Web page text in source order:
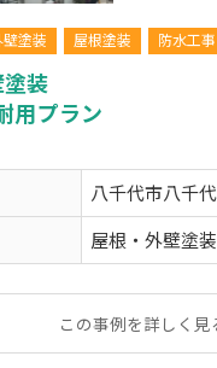
壁塗装 屋根塗装 防水工事
装
用プラン
八千代市八千
屋根・外壁塗装
この事例を詳しく見